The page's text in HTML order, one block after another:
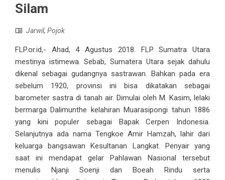
Silam
Jarwil, Pojok
FLP.or.id,- Ahad, 4 Agustus 2018. FLP Sumatra Utara
mestinya istimewa. Sebab, Sumatera Utara sejak dahulu
dikenal sebagai gudangnya sastrawan. Bahkan pada era
sebelum 1920, provinsi ini bisa dikatakan sebagai
barometer sastra di tanah air. Dimulai oleh M. Kasim, lelaki
bermarga Dalimunthe kelahiran Muarasipongi tahun 1886
yang kini populer sebagai Bapak Cerpen Indonesia.
Selanjutnya ada nama Tengkoe Amir Hamzah, lahir dari
keluarga bangsawan Kesultanan Langkat. Penyair yang
saat ini mendapat gelar Pahlawan Nasional tersebut
menulis Njanji Soenji dan Boeah Rindu serta